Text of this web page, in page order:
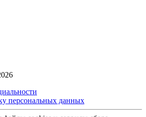
персональных данных